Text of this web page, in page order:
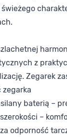
z
Zegarek
zegarka
baterią –
–
odporność